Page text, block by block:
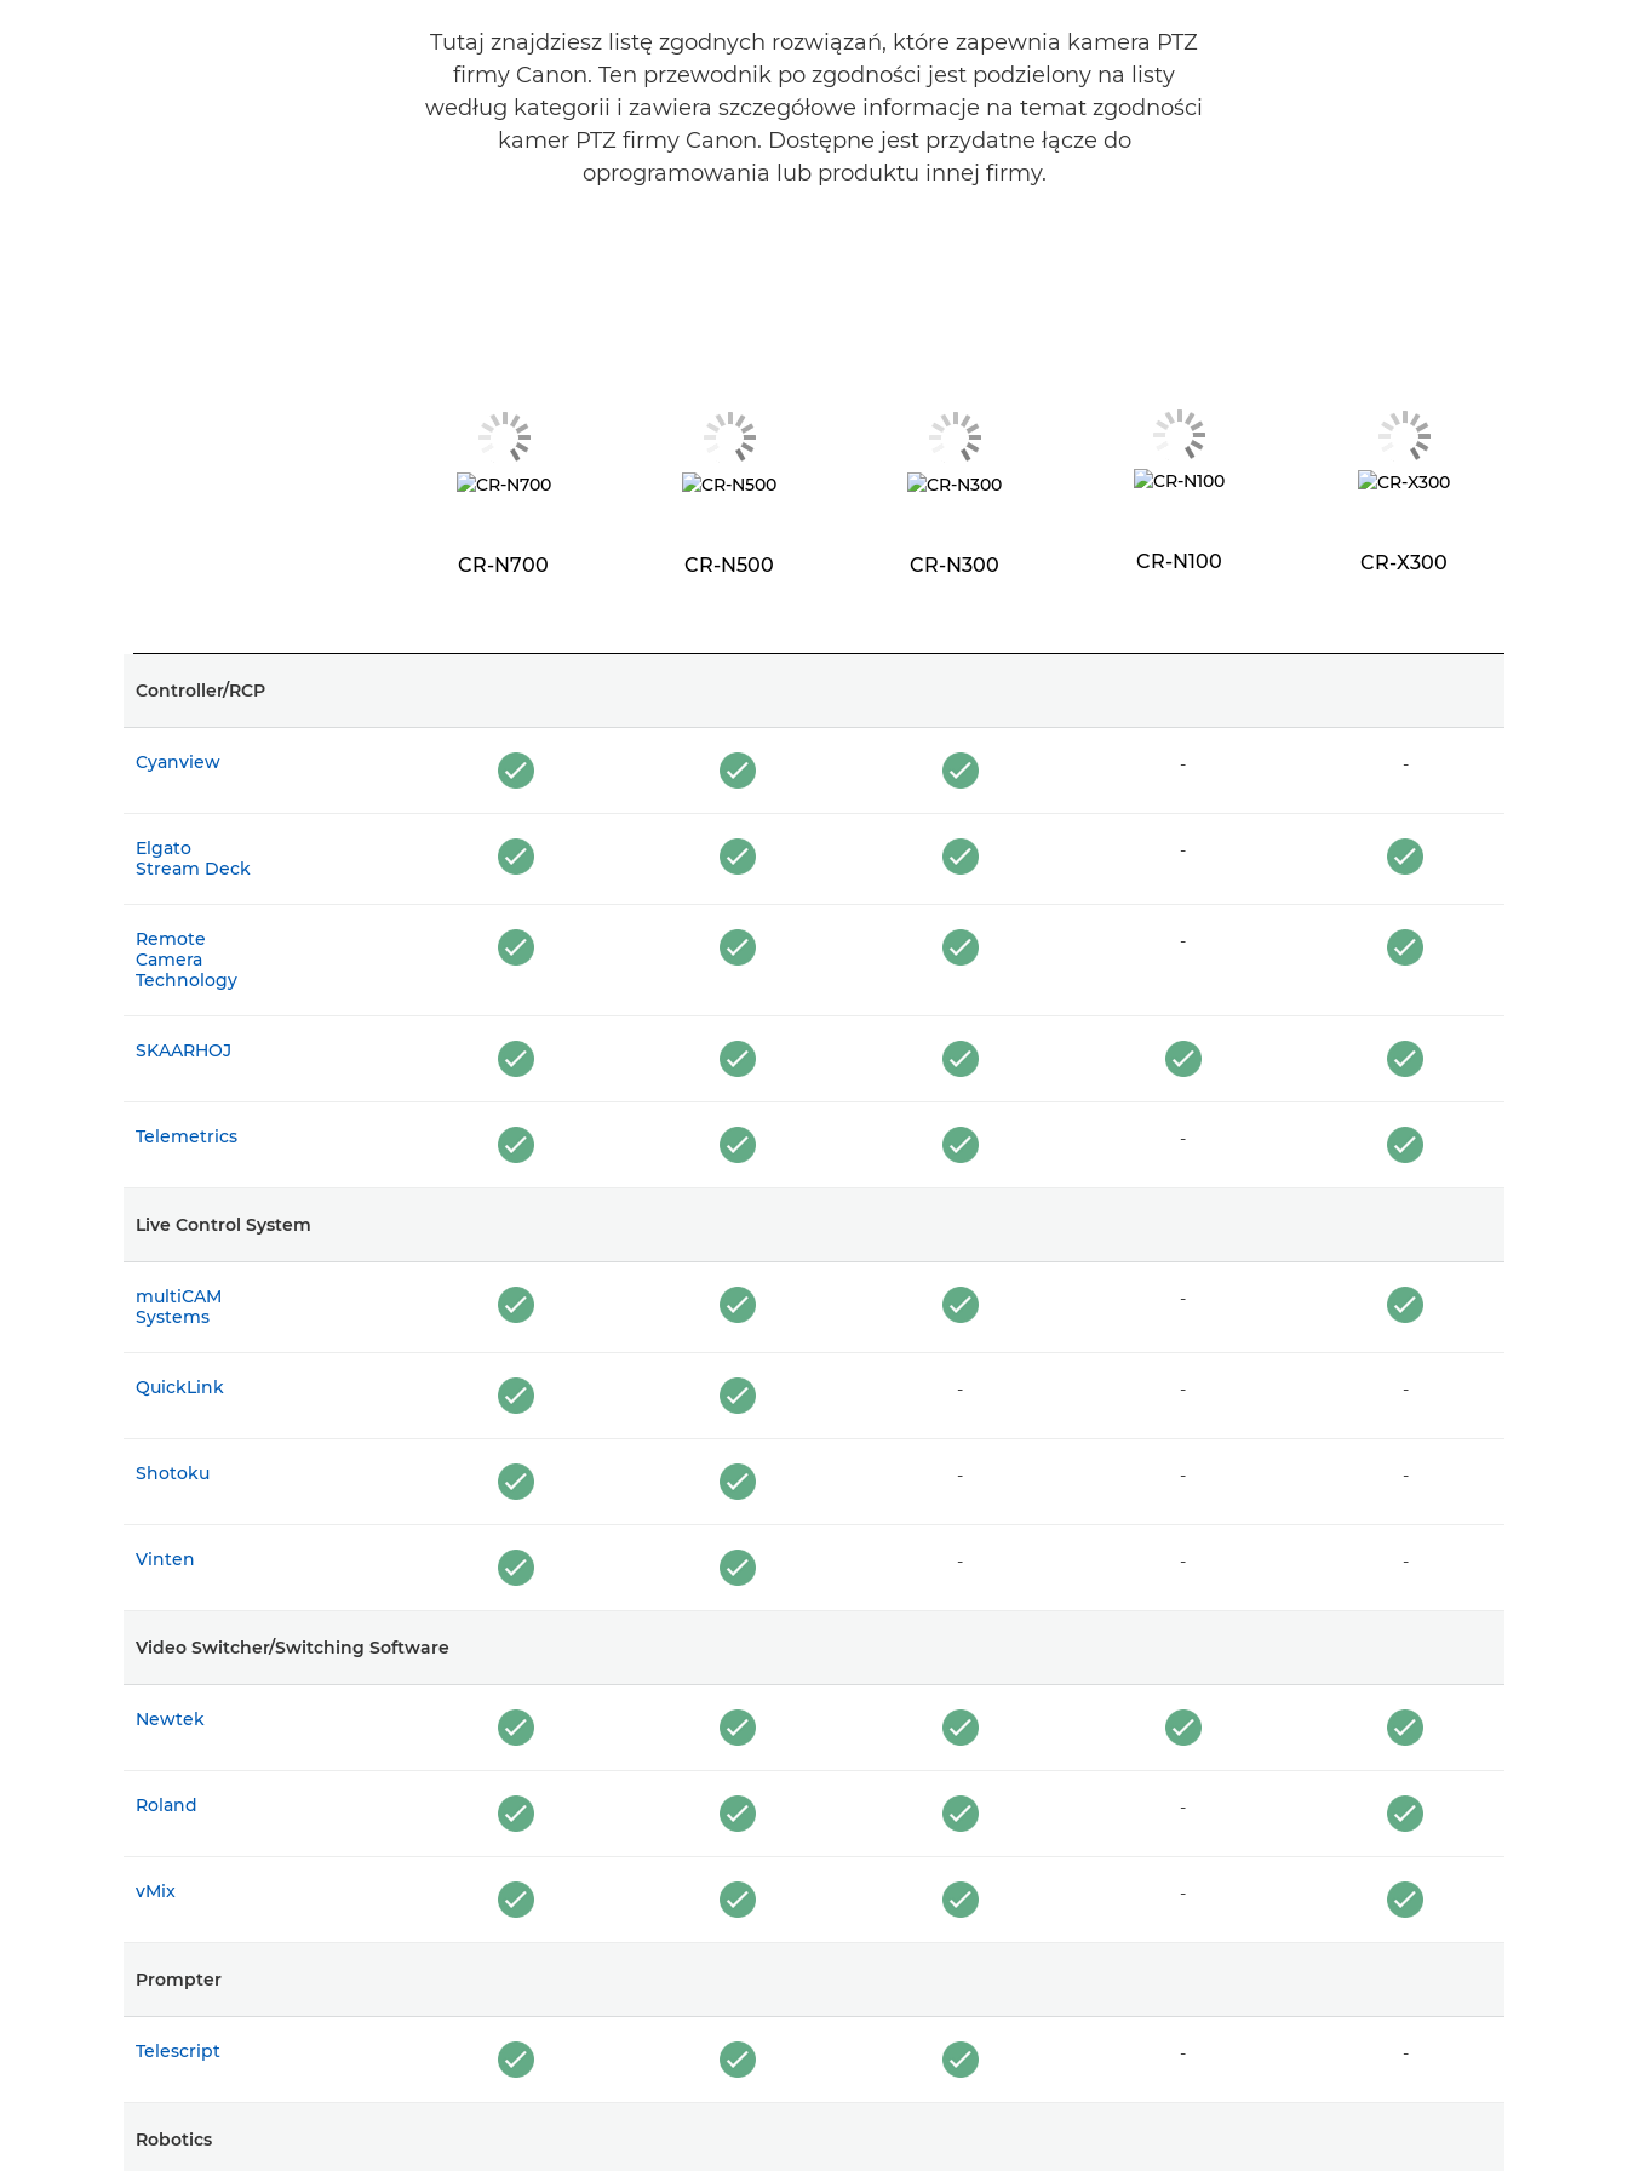
Tutaj znajdziesz listę zgodnych rozwiązań, które zapewnia kamera PTZ
firmy Canon. Ten przewodnik po zgodności jest podzielony na listy
według kategorii i zawiera szczegółowe informacje na temat zgodności
kamer PTZ firmy Canon. Dostępne jest przydatne łącze do
oprogramowania lub produktu innej firmy.
CR-N700 CR-N500 CR-N300 CR-N100 CR-X300
Controller/RCP
Cyanview - -
Elgato
Stream Deck
-
Remote
Camera
Technology
-
SKAARHOJ
Telemetrics -
Live Control System
multiCAM
Systems
-
QuickLink - - -
Shotoku - - -
Vinten - - -
Video Switcher/Switching Software
Newtek
Roland -
vMix -
Prompter
Telescript - -
Robotics